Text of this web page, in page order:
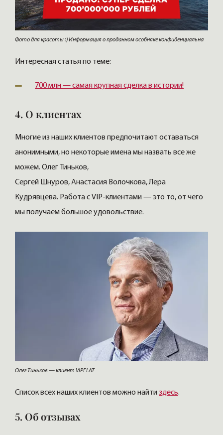
Фото для красоты :) Информация о проданном особняке конфиденциальна
Интересная статья по теме:
700 млн — самая крупная сделка в истории!
4. О клиентах
Многие из наших клиентов предпочитают оставаться
анонимными, но некоторые имена мы назвать все же
можем. Олег Тиньков,
Сергей Шнуров, Анастасия Волочкова, Лера
Кудрявцева. Работа с VIP-клиентами — это то, от чего
мы получаем большое удовольствие.
Олег Тиньков — клиент VIPFLAT
Список всех наших клиентов можно найтиздесь.
5. Об отзывах